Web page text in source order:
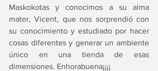
Maskokotas y conocimos a su alma
mater, Vicent, que nos sorprendió con
su conocimiento y estudiado por hacer
cosas diferentes y generar un ambiente
único en una tienda de esas
dimensiones. Enhorabuena¡¡¡¡